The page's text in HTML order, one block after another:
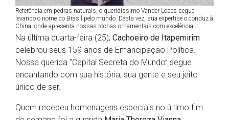
Referência em pedras naturais, o queridíssimo Vander Lopes segue
levando o nome do Brasil pelo mundo. Desta vez, sua expertise o conduz à
China, onde apresenta nossas rochas ornamentais com excelência.
Na última quarta-feira (25), Cachoeiro de Itapemirim
celebrou seus 159 anos de Emancipação Política.
Nossa querida “Capital Secreta do Mundo” segue
encantando com sua história, sua gente e seu jeito
único de ser.
Quem recebeu homenagens especiais no último fim